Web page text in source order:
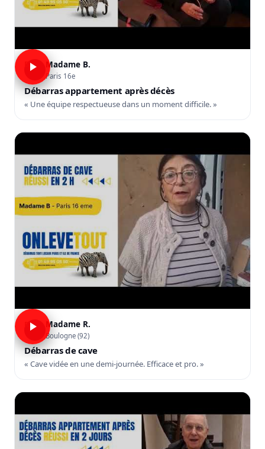
Madame B.
Paris 16e
Débarras appartement après décès
« Une équipe respectueuse dans un moment difficile. »
Madame R.
Boulogne (92)
Débarras de cave
« Cave vidée en une demi-journée. Efficace et pro. »